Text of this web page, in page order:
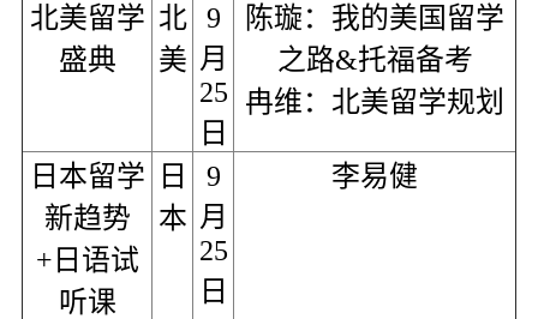
北美留学
盛典
北
美
9
月
25
日
陈璇：我的美国留学
之路&托福备考
冉维：北美留学规划
日本留学
新趋势
+日语试
听课
日
本
9
月
25
日
李易健